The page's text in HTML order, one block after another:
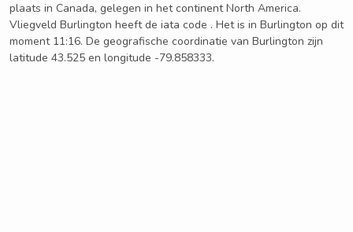
plaats in Canada, gelegen in het continent North America.
Vliegveld Burlington heeft de iata code . Het is in Burlington op dit
moment 11:16. De geografische coordinatie van Burlington zijn
latitude 43.525 en longitude -79.858333.